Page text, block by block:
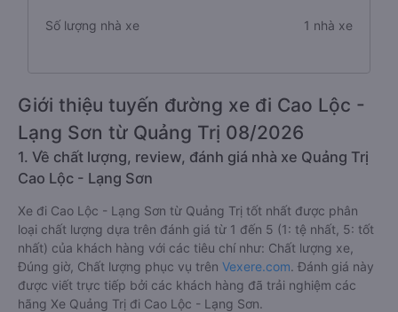
Số lượng nhà xe 1 nhà xe
Giới thiệu tuyến đường xe đi Cao Lộc -
Lạng Sơn từ Quảng Trị 08/2026
1. Về chất lượng, review, đánh giá nhà xe Quảng Trị
Cao Lộc - Lạng Sơn
Xe đi Cao Lộc - Lạng Sơn từ Quảng Trị tốt nhất được phân
loại chất lượng dựa trên đánh giá từ 1 đến 5 (1: tệ nhất, 5: tốt
nhất) của khách hàng với các tiêu chí như: Chất lượng xe,
Đúng giờ, Chất lượng phục vụ trên Vexere.com. Đánh giá này
được viết trực tiếp bởi các khách hàng đã trải nghiệm các
hãng Xe Quảng Trị đi Cao Lộc - Lạng Sơn.